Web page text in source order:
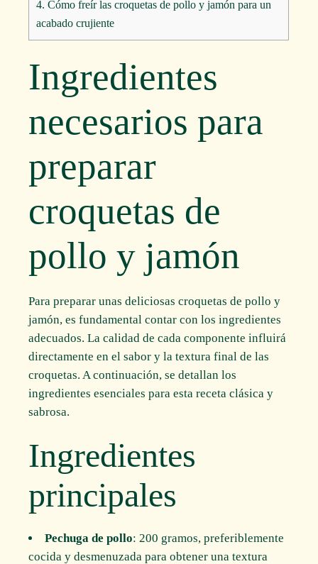
4. Cómo freír las croquetas de pollo y jamón para un
acabado crujiente
Ingredientes
necesarios para
preparar
croquetas de
pollo y jamón
Para preparar unas deliciosas croquetas de pollo y
jamón, es fundamental contar con los ingredientes
adecuados. La calidad de cada componente influirá
directamente en el sabor y la textura final de las
croquetas. A continuación, se detallan los
ingredientes esenciales para esta receta clásica y
sabrosa.
Ingredientes
principales
Pechuga de pollo: 200 gramos, preferiblemente
cocida y desmenuzada para obtener una textura